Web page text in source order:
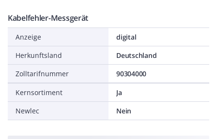
Kabelfehler-Messgerät
Anzeige
digital
Herkunftsland
Deutschland
Zolltarifnummer
90304000
Kernsortiment
Ja
Newlec
Nein